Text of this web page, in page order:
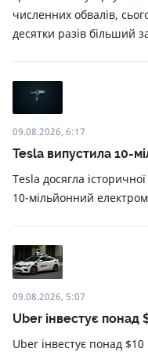
численних обвалів,
десятки разів більший
09.08.2026, 6:17
Tesla випустила 10-
Tesla досягла
10-мільйонний
09.08.2026, 5:07
Uber інвестує понад
Uber інвестує понад